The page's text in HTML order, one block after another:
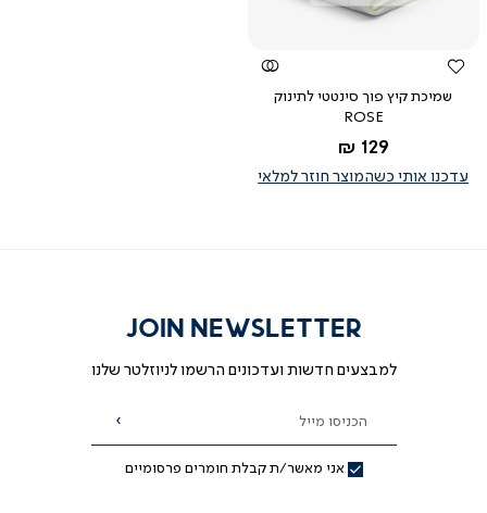
מהירה
שמיכת קיץ פוך סינטטי לתינוק
ROSE
החל מ-
129 ₪
עדכנו אותי כשהמוצר חוזר למלאי
JOIN NEWSLETTER
למבצעים חדשות ועדכונים הרשמו לניוזלטר שלנו
הכניסו מייל
אני מאשר/ת קבלת חומרים פרסומיים
הרשמה